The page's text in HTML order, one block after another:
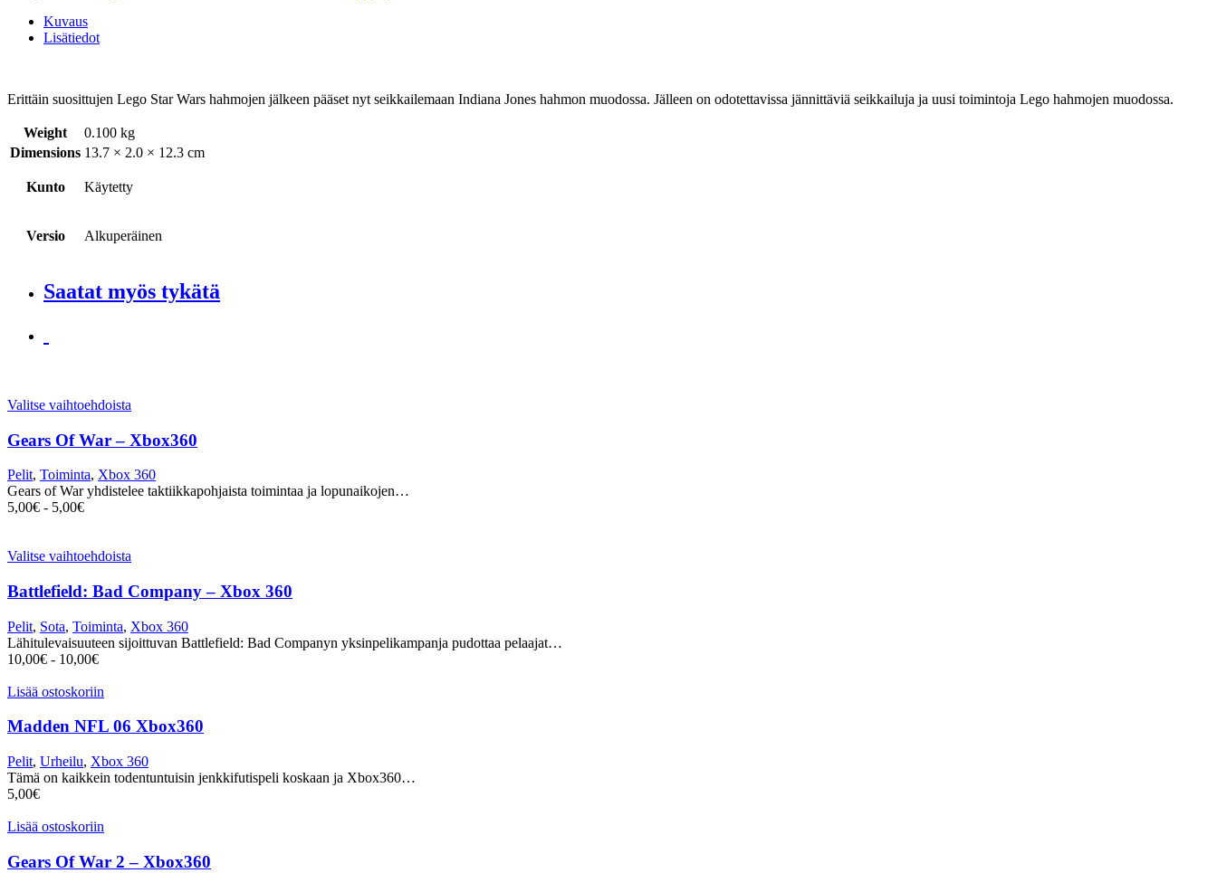
Kuvaus
Lisätiedot
Erittäin suosittujen Lego Star Wars hahmojen jälkeen pääset nyt seikkailemaan Indiana Jones hahmon muodossa. Jälleen on odotettavissa jännittäviä seikkailuja ja uusi toimintoja Lego hahmojen muodossa.
Weight
0.100 kg
Dimensions 13.7 × 2.0 × 12.3 cm
Kunto Käytetty
Versio Alkuperäinen
Saatat myös tykätä
Valitse vaihtoehdoista
Gears Of War – Xbox360
Pelit, Toiminta, Xbox 360
Gears of War yhdistelee taktiikkapohjaista toimintaa ja lopunaikojen…
5,00€ - 5,00€
Valitse vaihtoehdoista
Battlefield: Bad Company – Xbox 360
Pelit, Sota, Toiminta, Xbox 360
Lähitulevaisuuteen sijoittuvan Battlefield: Bad Companyn yksinpelikampanja pudottaa pelaajat…
10,00€ - 10,00€
Lisää ostoskoriin
Madden NFL 06 Xbox360
Pelit, Urheilu, Xbox 360
Tämä on kaikkein todentuntuisin jenkkifutispeli koskaan ja Xbox360…
5,00€
Lisää ostoskoriin
Gears Of War 2 – Xbox360